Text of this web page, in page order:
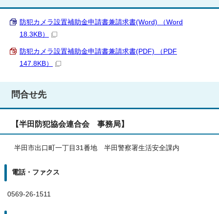
防犯カメラ設置補助金申請書兼請求書(Word) （Word
18.3KB）
防犯カメラ設置補助金申請書兼請求書(PDF) （PDF
147.8KB）
問合せ先
【半田防犯協会連合会 事務局】
半田市出口町一丁目31番地 半田警察署生活安全課内
電話・ファクス
0569-26-1511